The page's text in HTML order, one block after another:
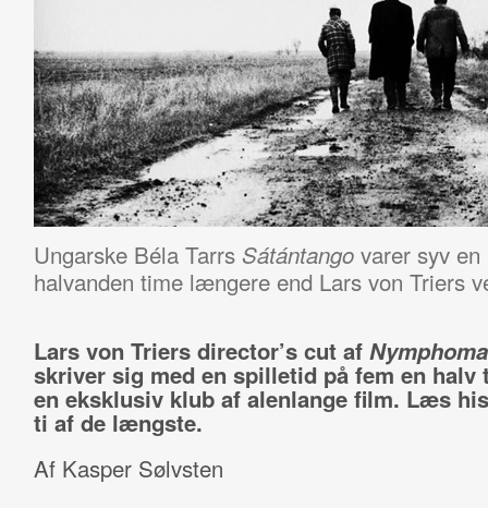
Ungarske Béla Tarrs Sátántangovarer syv en
halvanden time længere end Lars von Triers
Lars von Triers director’s cut af
skriver sig med en spilletid på fem en halv
en eksklusiv klub af alenlange film. Læs
ti af de længste.
Af Kasper Sølvsten